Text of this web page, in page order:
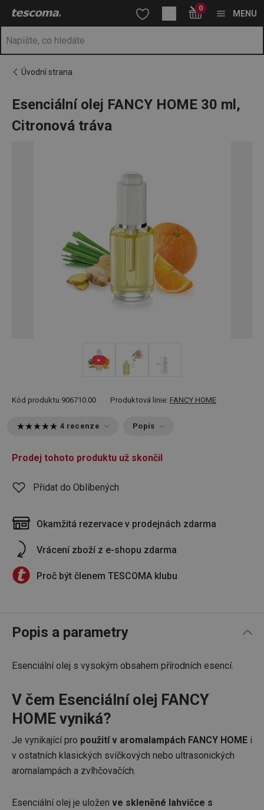
Nacházíte se na stránce Esenciální olej FANCY HOME 30 ml,
Přejít na hlavní obsah
Přejít na vyhledávání
Přejít na navigaci 0
MENU
Úvodní strana
Esenciální olej FANCY HOME 30 ml,
Citronová tráva
Kód produktu 906710.00 Produktová linie: FANCY HOME
4 recenze Popis
Prodej tohoto produktu už skončil
Přidat do Oblíbených
Okamžitá rezervace v prodejnách zdarma
Vrácení zboží z e-shopu zdarma
Proč být členem TESCOMA klubu
Popis a parametry
Esenciální olej s vysokým obsahem přírodních esencí.
V čem Esenciální olej FANCY
HOME vyniká?
Je vynikající pro použití v aromalampách FANCY HOME i
v ostatních klasických svíčkových nebo ultrasonických
aromalampách a zvlhčovačích.
Esenciální olej je uložen ve skleněné lahvičce s